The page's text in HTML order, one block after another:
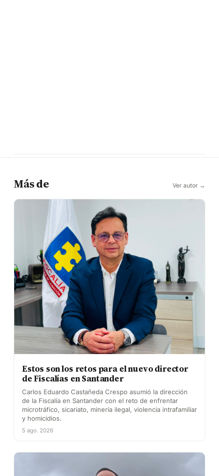
Más de Ver autor →
Estos son los retos para el nuevo director
de Fiscalías en Santander
Carlos Eduardo Castañeda Crespo asumió la dirección
de la Fiscalía en Santander con el reto de enfrentar
microtráfico, sicariato, minería ilegal, violencia intrafamiliar
y homicidios.
5 ago. 2026